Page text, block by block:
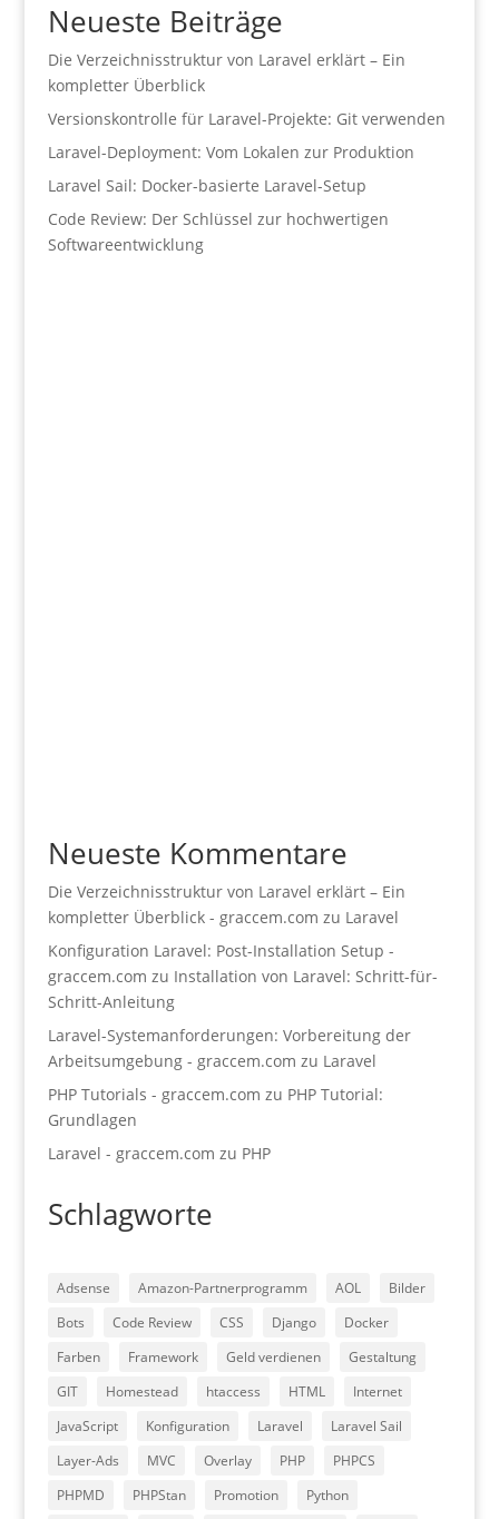
Neueste Beiträge
Die Verzeichnisstruktur von Laravel erklärt – Ein
kompletter Überblick
Versionskontrolle für Laravel-Projekte: Git verwenden
Laravel-Deployment: Vom Lokalen zur Produktion
Laravel Sail: Docker-basierte Laravel-Setup
Code Review: Der Schlüssel zur hochwertigen
Softwareentwicklung
Neueste Kommentare
Die Verzeichnisstruktur von Laravel erklärt – Ein
kompletter Überblick - graccem.com zu Laravel
Konfiguration Laravel: Post-Installation Setup -
graccem.com zu Installation von Laravel: Schritt-für-
Schritt-Anleitung
Laravel-Systemanforderungen: Vorbereitung der
Arbeitsumgebung - graccem.com zu Laravel
PHP Tutorials - graccem.com zu PHP Tutorial:
Grundlagen
Laravel - graccem.com zu PHP
Schlagworte
Adsense Amazon-Partnerprogramm AOL
Bilder
Bots
Code Review CSS Django
Docker
Farben
Framework Geld verdienen
Gestaltung
GIT
Homestead htaccess HTML
Internet
JavaScript
Konfiguration Laravel
Laravel Sail
Layer-Ads
MVC Overlay PHP
PHPCS
PHPMD
PHPStan Promotion
Python